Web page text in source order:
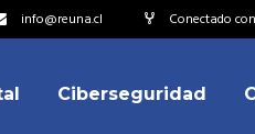
info@reuna.cl Conectado con
Ciberseguridad